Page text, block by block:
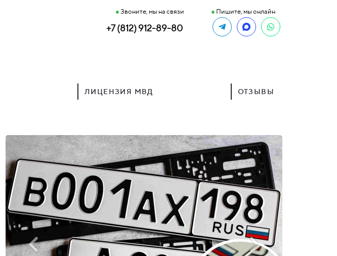
● Звоните, мы на связи
+7 (812) 912-89-80
● Пишите, мы онлайн
ЛИЦЕНЗИЯ МВД ОТЗЫВЫ